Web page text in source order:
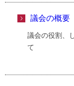
議会の概要
議会の役割、
て